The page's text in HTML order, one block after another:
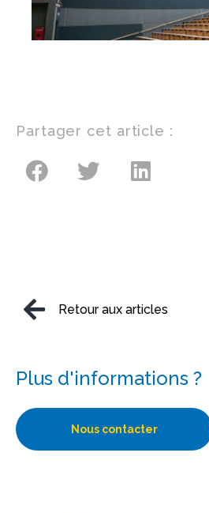
Partager cet article :
Retour aux articles
Plus d'informations ?
Nous contacter